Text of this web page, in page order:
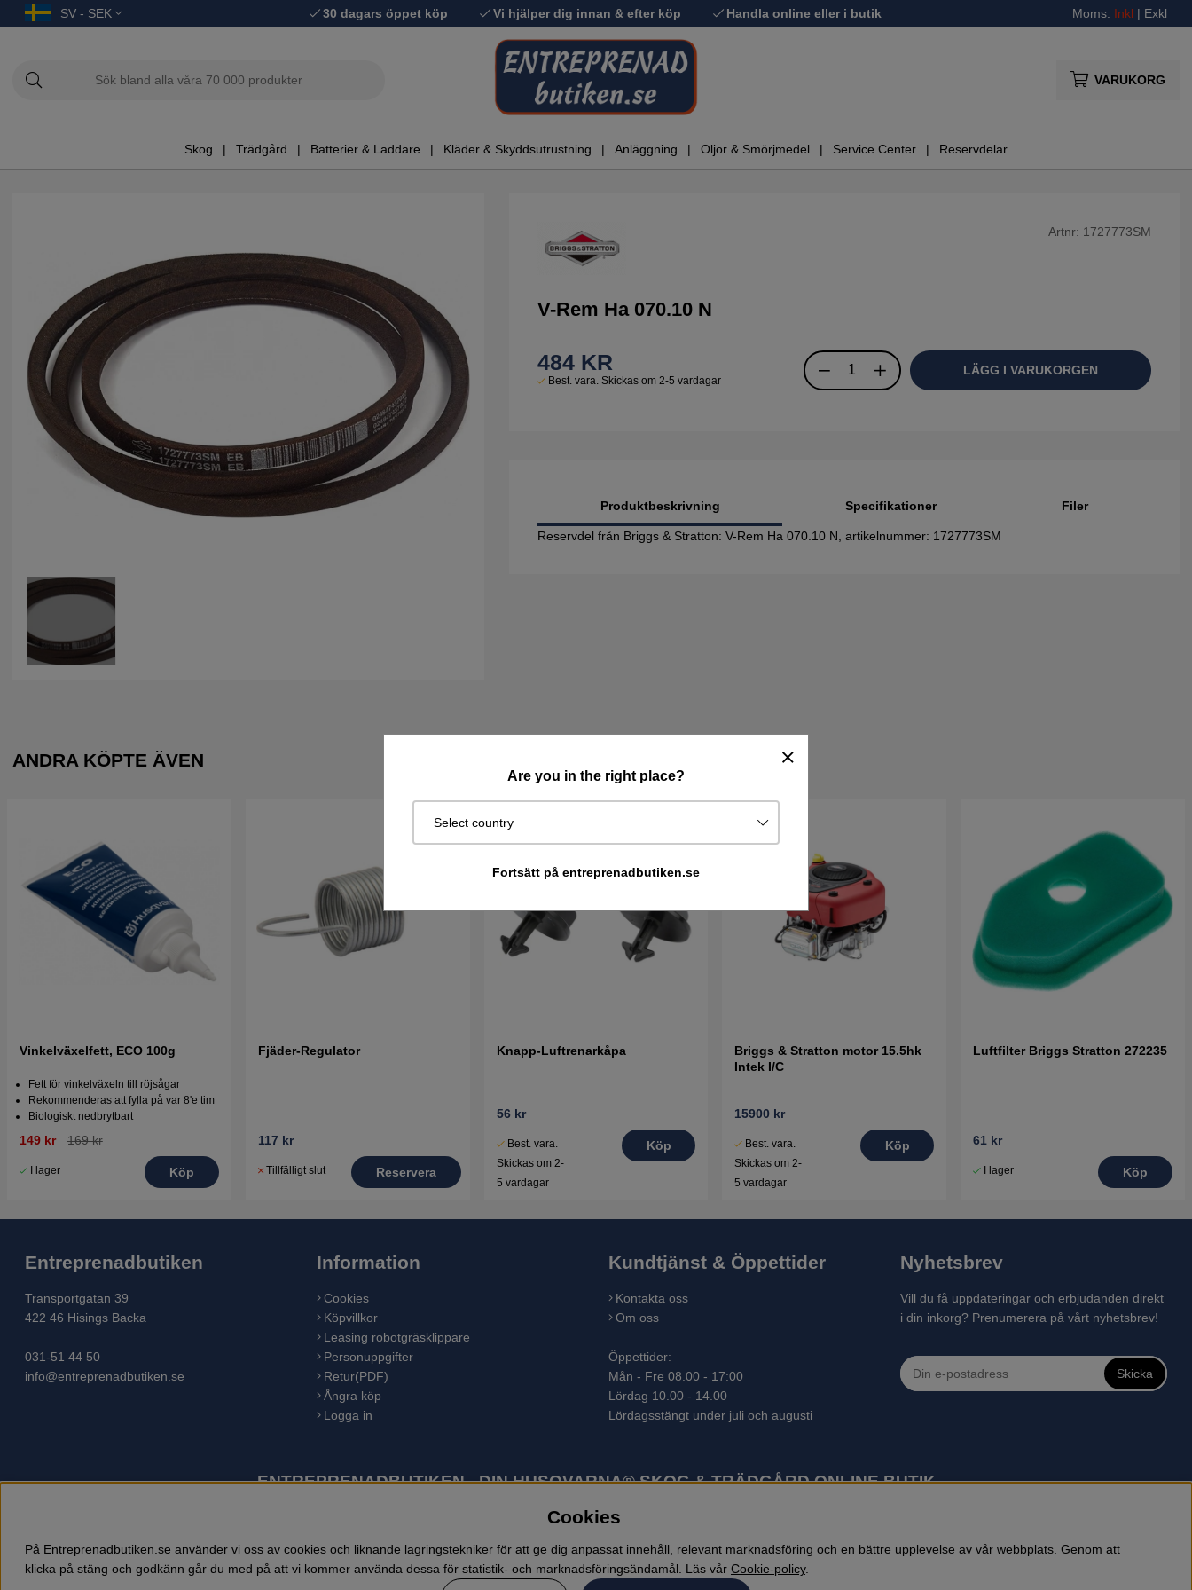
SV - SEK 30 dagars öppet köp Vi hjälper dig innan & efter köp Handla online eller i butik Moms: Inkl | Exkl
VARUKORG
Skog Trädgård Batterier & Laddare Kläder & Skyddsutrustning Anläggning Oljor & Smörjmedel Service Center Reservdelar
Are you in the right place?
Select country
Fortsätt på entreprenadbutiken.se
Artnr: 1727773SM
V-Rem Ha 070.10 N
484 KR
Best. vara. Skickas om 2-5 vardagar
LÄGG I VARUKORGEN
Produktbeskrivning
Reservdel från Briggs & Stratton: V-Rem Ha 070.10 N, artikelnummer: 1727773SM
Specifikationer Filer
ANDRA KÖPTE ÄVEN
Vinkelväxelfett, ECO 100g
Fett för vinkelväxeln till röjsågar
Rekommenderas att fylla på var 8'e tim
Biologiskt nedbrytbart
149 kr 169 kr
I lager Köp
Fjäder-Regulator
117 kr
Tillfälligt slut Reservera
Knapp-Luftrenarkåpa
56 kr
Best. vara.
Skickas om 2-
5 vardagar
Köp
Briggs & Stratton motor 15.5hk
Intek I/C
15900 kr
Best. vara.
Skickas om 2-
5 vardagar
Köp
Luftfilter Briggs Stratton 272235
61 kr
I lager Köp
Entreprenadbutiken
Transportgatan 39
422 46 Hisings Backa
031-51 44 50
info@entreprenadbutiken.se
Information
Cookies
Köpvillkor
Leasing robotgräsklippare
Personuppgifter
Retur(PDF)
Ångra köp
Logga in
Kundtjänst & Öppettider
Kontakta oss
Om oss
Öppettider:
Mån - Fre 08.00 - 17:00
Lördag 10.00 - 14.00
Lördagsstängt under juli och augusti
Nyhetsbrev
Vill du få uppdateringar och erbjudanden direkt
i din inkorg? Prenumerera på vårt nyhetsbrev!
Skicka
ENTREPRENADBUTIKEN - DIN HUSQVARNA® SKOG & TRÄDGÅRD ONLINE BUTIK
Husqvarna är världens största tillverkare av utomhusprodukter som skogsmaskiner och trädgårdsmaskiner. I sortimentet finns bl.a. robotgräsklippare, motorsågar, röjsågar, trimmers, riders,
Cookies
På Entreprenadbutiken.se använder vi oss av cookies och liknande lagringstekniker för att ge dig anpassat innehåll, relevant marknadsföring och en bättre upplevelse av vår webbplats. Genom att
klicka på stäng och godkänn går du med på att vi kommer använda dessa för statistik- och marknadsföringsändamål. Läs vår Cookie-policy.